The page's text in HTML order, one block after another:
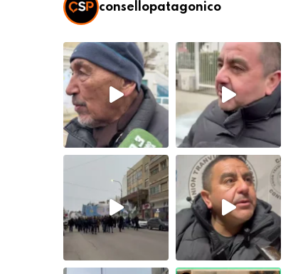
consellopatagonico